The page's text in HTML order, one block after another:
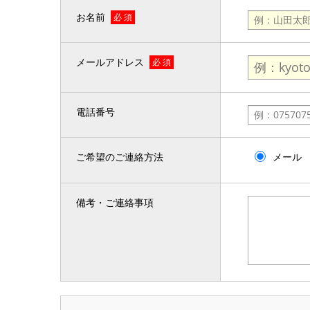
お名前 必 須
メールアドレス 必 須
電話番号
ご希望のご連絡方法 メール
備考・ご連絡事項